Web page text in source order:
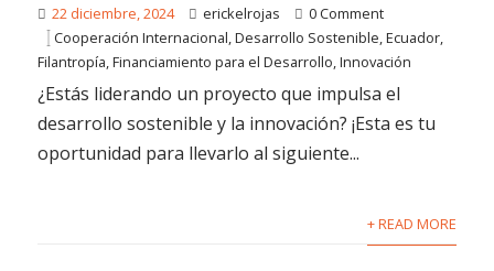
22 diciembre, 2024 erickelrojas
0 Comment
Cooperación Internacional,Desarrollo Sostenible,Ecuador,
Filantropía,Financiamiento para el Desarrollo,Innovación
¿Estás liderando un proyecto que impulsa el
desarrollo sostenible y la innovación? ¡Esta es tu
oportunidad para llevarlo al siguiente...
+ READ MORE